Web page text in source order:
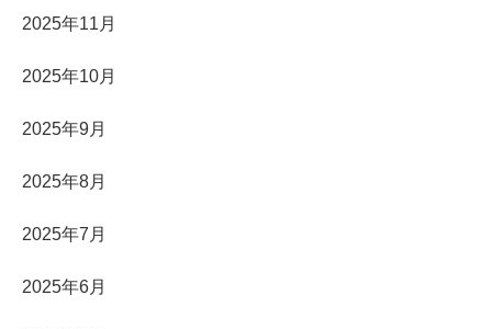
2025年11月
2025年10月
2025年9月
2025年8月
2025年7月
2025年6月